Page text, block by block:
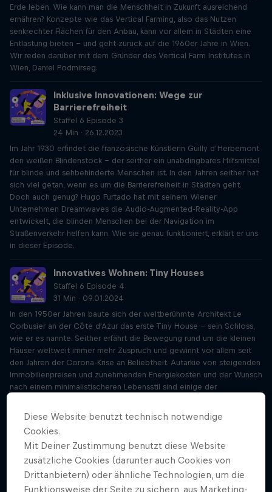
Erde leben. Wie kann man die Menschheit in Zukunft ausreichend
ernähren? Konzepte wie das Vertical Farming, also das Nutzen
senkrechter Flächen für den Anbau, kann vor allem in Städten eine
Entlastung bieten – und geht zurück auf die 1960er Jahre in Wien.
Wir reden darüber mit dem Gründer des Vertical Farm Institutes in
Wien, Daniel Podmirseg.
Inklusive Innovationen: Wege zur
Barrierefreiheit
Staffel 6 Episode 3
24 Min · 26.12.2023
Im Jahr 1930 erfindet die französische Künstlerin Guilly d’Herbemont
den weißen Blindenstock - der seither ein unabdingbares Hilfsmittel
für blinde und sehbehinderte Menschen ist. In den Jahren seither hat
sich viel getan, wenn es um die Barrierefreiheit in Städten geht.
Doch auch genug? Hugo Furtado hat mit seinem Wiener
Unternehmen Dreamwaves die Audio-Augmented-Reality-App
entwickelt, die blinden Menschen bei der Navigation im
Straßenverkehr helfen kann. Wie sie genau funktioniert, erklärt er uns
in dieser Episode.
Innovatives Wohnen: Tiny Houses
Staffel 6 Episode 4
31 Min · 09.01.2024
In den 1950er Jahren baute sich der weltberühmte Architekt Le
Corbusier an der Côte d'Azur das erste Tiny House - sein Schloss,
wie er es nannte. Seither erfährt die Bewegung rund um die kleinen
Häuser weltweit immer mehr Zuspruch und gewinnt vor allem seit
den Jahren der Corona-Krise an Beliebtheit. Autarkie von steigenden
Immobilienpreisen und zunehmenden Energiekosten und der Wunsch
nach einem minimalistischeren Lebensstil sind einige der
kann man sie in Österreich überall aufstellen? Wir reden darüber mit
Synthetische Biologie: wie Pilze zu Leder
werden
Staffel 6 Episode 5
29 Min · 23.01.2024
Diese Website benutzt technisch notwendige
Cookies.
Mit Deiner Zustimmung benutzt diese Website
zusätzliche Cookies (darunter auch Cookies von
Drittanbietern) oder ähnliche Technologien, um die
Funktionsweise der Seite zu sichern, aus Marketing-